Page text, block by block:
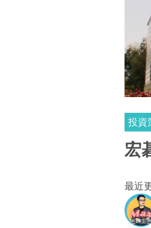
投資
宏
最近